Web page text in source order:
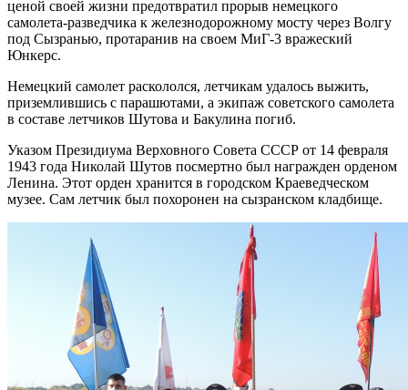
ценой своей жизни предотвратил прорыв немецкого
самолета-разведчика к железнодорожному мосту через Волгу
под Сызранью, протаранив на своем МиГ-3 вражеский
Юнкерс.
Немецкий самолет раскололся, летчикам удалось выжить,
приземлившись с парашютами, а экипаж советского самолета
в составе летчиков Шутова и Бакулина погиб.
Указом Президиума Верховного Совета СССР от 14 февраля
1943 года Николай Шутов посмертно был награжден орденом
Ленина. Этот орден хранится в городском Краеведческом
музее. Сам летчик был похоронен на сызранском кладбище.